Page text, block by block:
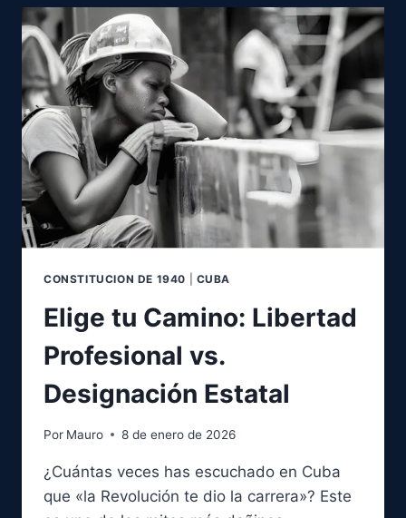
EL
SUFRAGIO
COMO
PODER
CIUDADANO
CONSTITUCION DE 1940 CUBA
Elige tu Camino: Libertad
Profesional vs.
Designación Estatal
Por Mauro 8 de enero de 2026
¿Cuántas veces has escuchado en Cuba
que «la Revolución te dio la carrera»? Este